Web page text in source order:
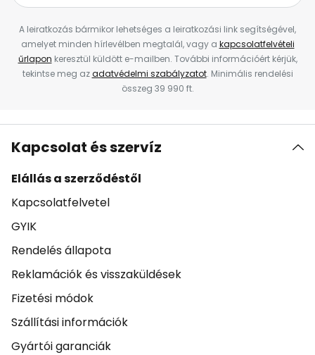
A leiratkozás bármikor lehetséges a leiratkozási link segítségével,
amelyet minden hírlevélben megtalál, vagy a kapcsolatfelvételi
űrlapon keresztül küldött e-mailben. További információért kérjük,
tekintse meg azadatvédelmi szabályzatot. Minimális rendelési
összeg 39 990 ft.
Kapcsolat és szervíz
Elállás a szerződéstől
Kapcsolatfelvetel
GYIK
Rendelés állapota
Reklamációk és visszaküldések
Fizetési módok
Szállítási információk
Gyártói garanciák